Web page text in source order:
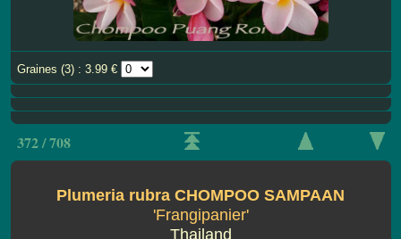
Graines (3) : 3.99 €
372 / 708
Plumeria rubra CHOMPOO SAMPAAN
'Frangipanier'
Thailand